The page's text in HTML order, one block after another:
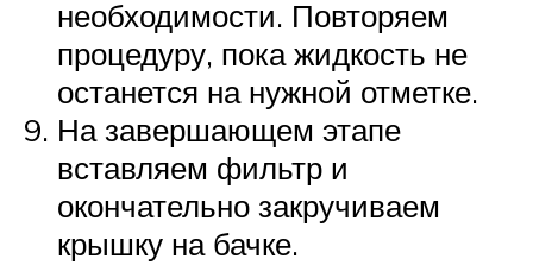
необходимости. Повторяем
процедуру, пока жидкость не
останется на нужной отметке.
На завершающем этапе
вставляем фильтр и
окончательно закручиваем
крышку на бачке.